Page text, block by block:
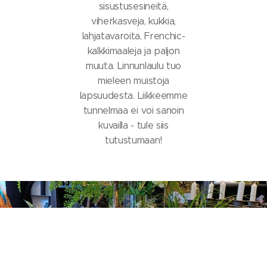
sisustusesineitä,
viherkasveja, kukkia,
lahjatavaroita, Frenchic-
kalkkimaaleja ja paljon
muuta. Linnunlaulu tuo
mieleen muistoja
lapsuudesta. Liikkeemme
tunnelmaa ei voi sanoin
kuvailla - tule siis
tutustumaan!